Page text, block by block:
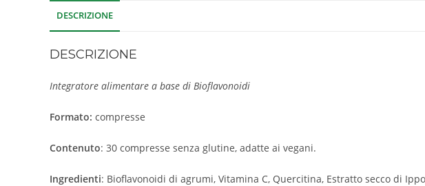
DESCRIZIONE
DESCRIZIONE
Integratore alimentare a base di Bioflavonoidi
Formato: compresse
Contenuto: 30 compresse senza glutine, adatte ai vegani.
Ingredienti: Bioflavonoidi di agrumi, Vitamina C, Quercitina, Estratto secco di